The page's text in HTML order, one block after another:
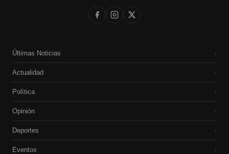
Últimas Noticias ›
Actualidad ›
Política ›
Opinión ›
Deportes ›
Eventos ›